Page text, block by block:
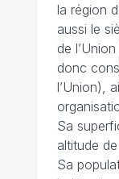
la région
aussi le
de
donc
l’Union),
Sa
altitude
Sa